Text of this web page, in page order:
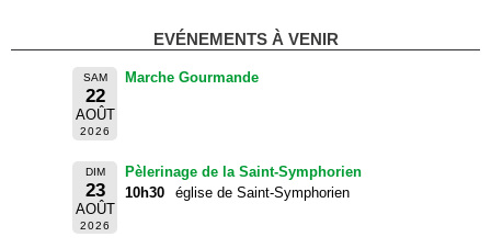
EVÉNEMENTS À VENIR
SAM
22
AOÛT
2026
Marche Gourmande
DIM
23
AOÛT
2026
Pèlerinage de la Saint-Symphorien
10h30
église de Saint-Symphorien